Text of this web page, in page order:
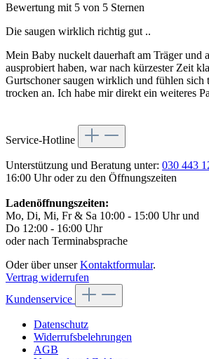
Bewertung mit 5 von 5 Sternen
Die saugen wirklich richtig gut ..
Mein Baby nuckelt dauerhaft am Träger und
ausprobiert haben, war nach kürzester Zeit
Gurtschoner saugen wirklich und fühlen sich
trocken an. Ich habe mir direkt ein weiteres
Service-Hotline
Unterstützung und Beratung unter: 030 443
16:00 Uhr oder zu den Öffnungszeiten
Ladenöffnungszeiten:
Mo, Di, Mi, Fr & Sa 10:00 - 15:00 Uhr und
Do 12:00 - 16:00 Uhr
oder nach Terminabsprache
Oder über unserKontaktformular.
Vertrag widerrufen
Kundenservice
Datenschutz
Widerrufsbelehrungen
AGB